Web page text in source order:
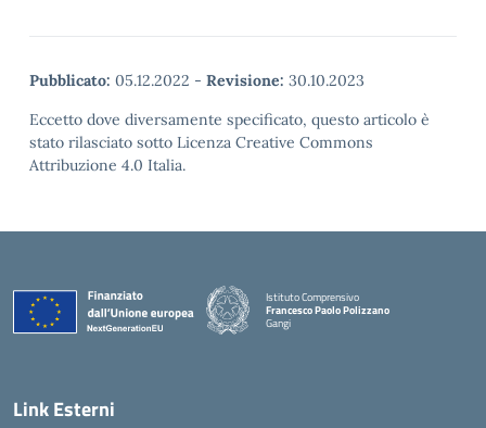
Pubblicato: 05.12.2022 - Revisione: 30.10.2023
Eccetto dove diversamente specificato, questo articolo è
stato rilasciato sotto Licenza Creative Commons
Attribuzione 4.0 Italia.
Istituto Comprensivo
Francesco Paolo Polizzano
Gangi
— Visita la pagina iniziale della scuola
Link Esterni